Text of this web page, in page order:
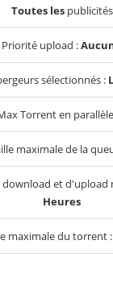
Toutes lespublicités
Priorité upload :
sélectionnés :
Torrent en
maximale de la
download et d'upload
Heures
maximale du torrent :